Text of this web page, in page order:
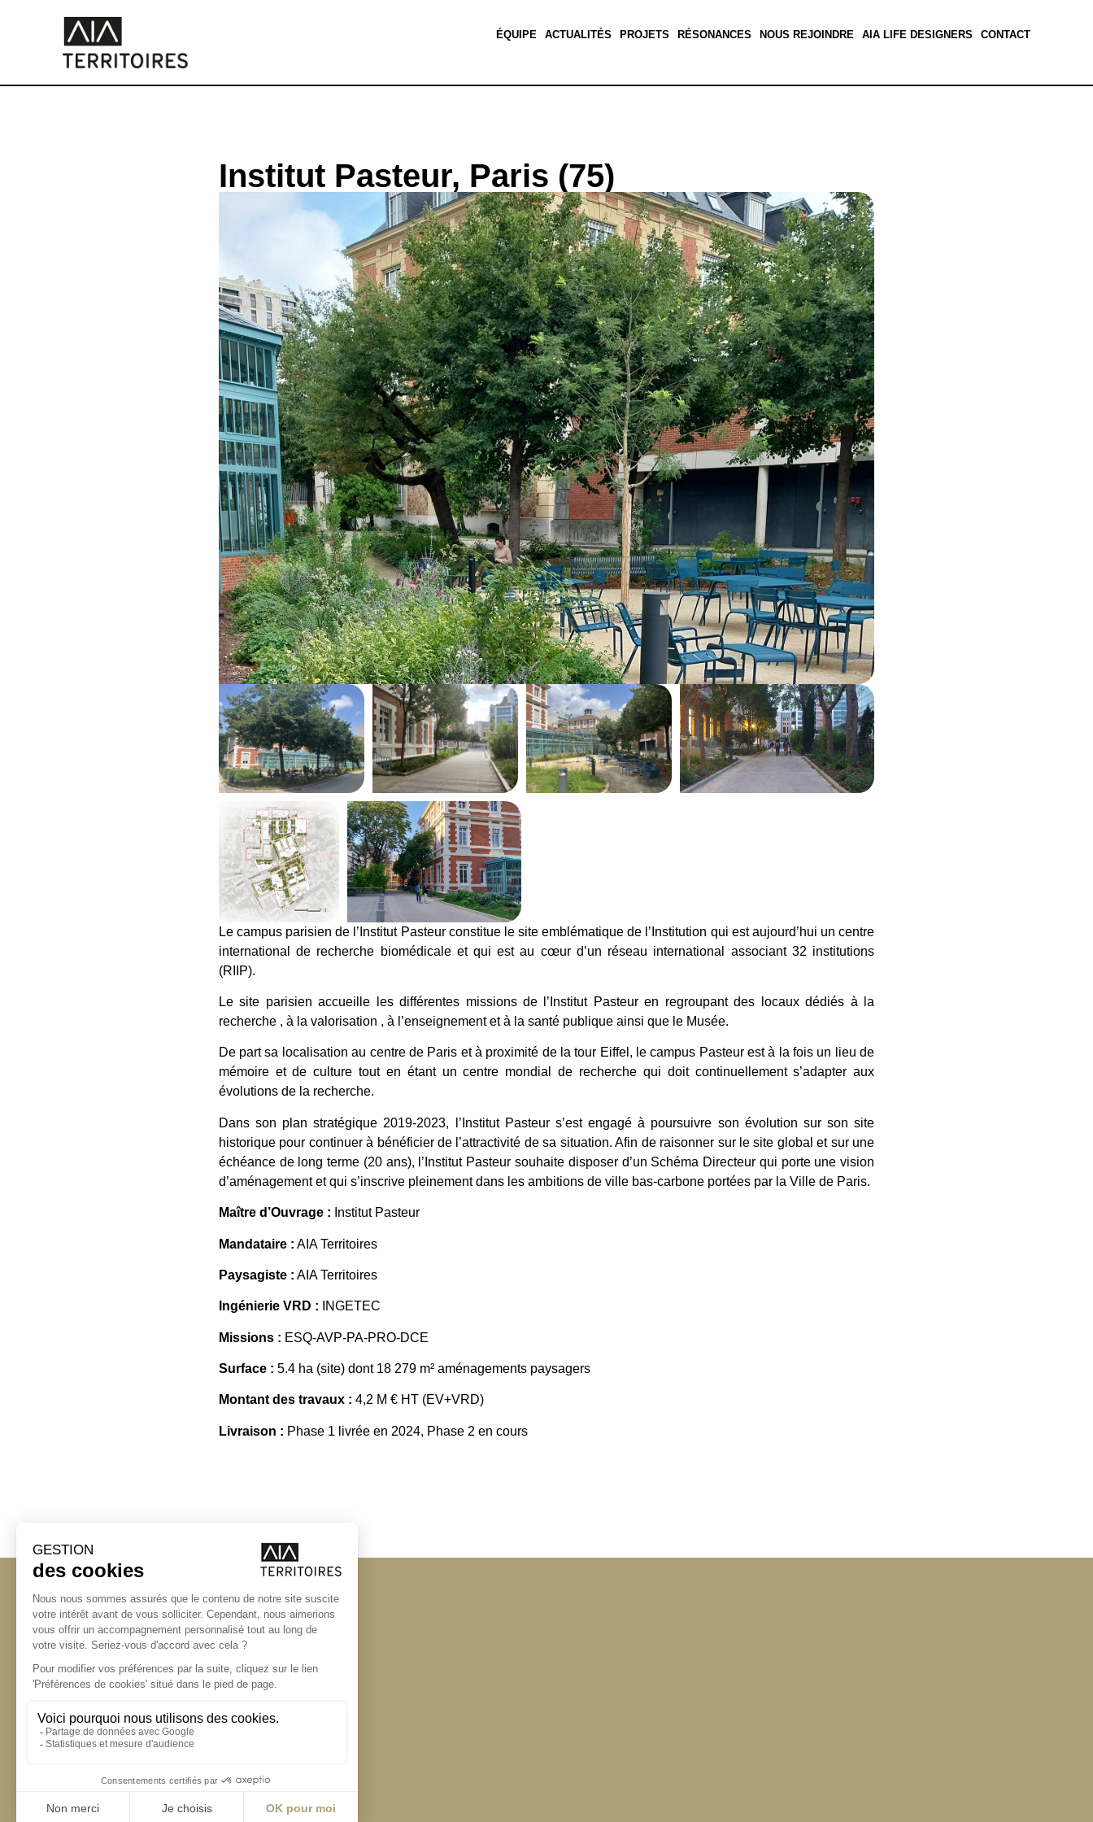
ÉQUIPE ACTUALITÉS PROJETS RÉSONANCES NOUS REJOINDRE AIA LIFE DESIGNERS CONTACT
Institut Pasteur, Paris (75)
Le campus parisien de l’Institut Pasteur constitue le site emblématique de l’Institution qui est aujourd’hui un centre
international de recherche biomédicale et qui est au cœur d’un réseau international associant 32 institutions
(RIIP).
Le site parisien accueille les différentes missions de l’Institut Pasteur en regroupant des locaux dédiés à la
recherche , à la valorisation , à l’enseignement et à la santé publique ainsi que le Musée.
De part sa localisation au centre de Paris et à proximité de la tour Eiffel, le campus Pasteur est à la fois un lieu de
mémoire et de culture tout en étant un centre mondial de recherche qui doit continuellement s’adapter aux
évolutions de la recherche.
Dans son plan stratégique 2019-2023, l’Institut Pasteur s’est engagé à poursuivre son évolution sur son site
historique pour continuer à bénéficier de l’attractivité de sa situation. Afin de raisonner sur le site global et sur une
échéance de long terme (20 ans), l’Institut Pasteur souhaite disposer d’un Schéma Directeur qui porte une vision
d’aménagement et qui s’inscrive pleinement dans les ambitions de ville bas-carbone portées par la Ville de Paris.
Maître d’Ouvrage : Institut Pasteur
Mandataire : AIA Territoires
Paysagiste : AIA Territoires
Ingénierie VRD : INGETEC
Missions : ESQ-AVP-PA-PRO-DCE
Surface : 5.4 ha (site) dont 18 279 m² aménagements paysagers
Montant des travaux : 4,2 M € HT (EV+VRD)
Livraison : Phase 1 livrée en 2024, Phase 2 en cours